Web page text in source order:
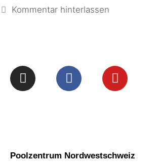
Kommentar hinterlassen
Poolzentrum Nordwestschweiz